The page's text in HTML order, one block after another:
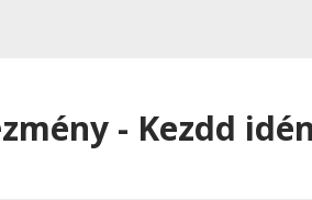
- Kezdd